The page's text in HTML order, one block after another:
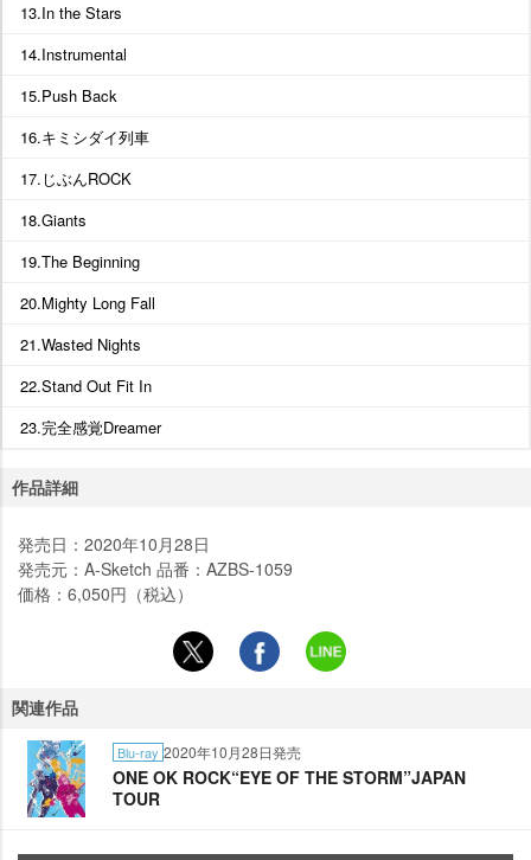
13.In the Stars
14.Instrumental
15.Push Back
16.キミシダイ列車
17.じぶんROCK
18.Giants
19.The Beginning
20.Mighty Long Fall
21.Wasted Nights
22.Stand Out Fit In
23.完全感覚Dreamer
作品詳細
発売日：2020年10月28日
発売元：A-Sketch 品番：AZBS-1059
価格：6,050円（税込）
関連作品
Blu-ray 2020年10月28日発売
ONE OK ROCK“EYE OF THE STORM”JAPAN
TOUR